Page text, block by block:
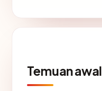
Temuan awal